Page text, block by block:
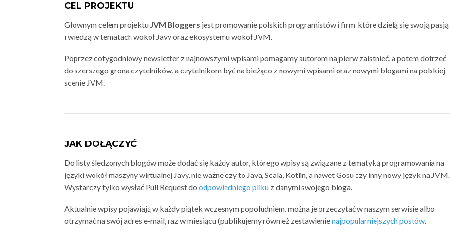
CEL PROJEKTU
Głównym celem projektu JVM Bloggers jest promowanie polskich programistów i firm, które dzielą się swoją pasją
i wiedzą w tematach wokół Javy oraz ekosystemu wokół JVM.
Poprzez cotygodniowy newsletter z najnowszymi wpisami pomagamy autorom najpierw zaistnieć, a potem dotrzeć
do szerszego grona czytelników, a czytelnikom być na bieżąco z nowymi wpisami oraz nowymi blogami na polskiej
scenie JVM.
JAK DOŁĄCZYĆ
Do listy śledzonych blogów może dodać się każdy autor, którego wpisy są związane z tematyką programowania na
języki wokół maszyny wirtualnej Javy, nie ważne czy to Java, Scala, Kotlin, a nawet Gosu czy inny nowy język na JVM.
Wystarczy tylko wysłać Pull Request do odpowiedniego pliku z danymi swojego bloga.
Aktualnie wpisy pojawiają w każdy piątek wczesnym popołudniem, można je przeczytać w naszym serwisie albo
otrzymać na swój adres e-mail, raz w miesiącu (publikujemy również zestawienienajpopularniejszych postów.